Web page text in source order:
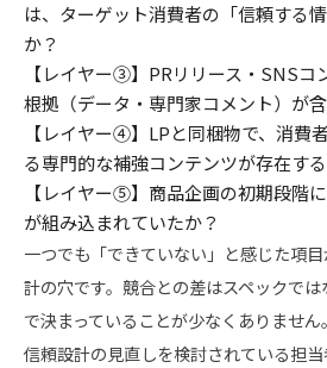
は、ターゲット消費者の「信頼する
か？
【レイヤー③】PRリリース・SNSコ
根拠（データ・専門家コメント）が
【レイヤー④】LPと同梱物で、消費
る専門的な補強コンテンツが存在す
【レイヤー⑤】商品企画の初期段階
が組み込まれていたか？
一つでも「できていない」と感じた項
計の穴です。競合との差はスペックで
で決まっていることが少なくありません。
信頼設計の見直しを検討されている担